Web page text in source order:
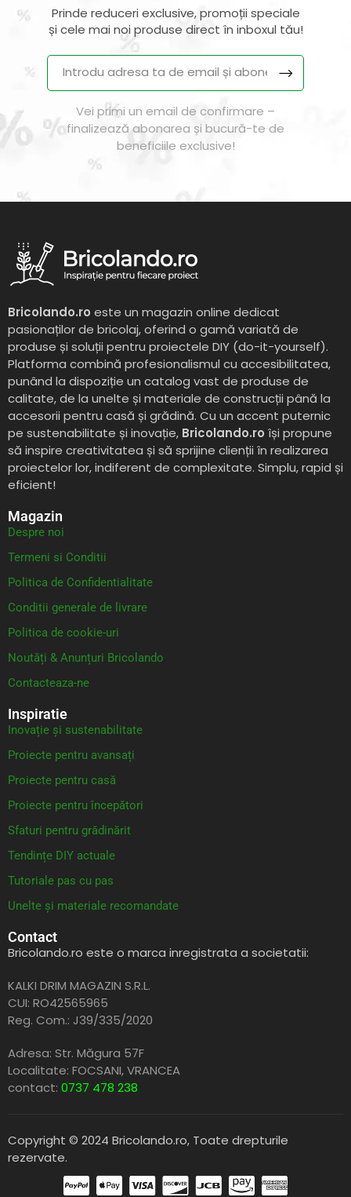
Prinde reduceri exclusive, promoții speciale
și cele mai noi produse direct în inboxul tău!
Vei primi un email de confirmare –
finalizează abonarea și bucură-te de
beneficiile exclusive!
Bricolando.ro este un magazin online dedicat
pasionaților de bricolaj, oferind o gamă variată de
produse și soluții pentru proiectele DIY (do-it-yourself).
Platforma combină profesionalismul cu accesibilitatea,
punând la dispoziție un catalog vast de produse de
calitate, de la unelte și materiale de construcții până la
accesorii pentru casă și grădină. Cu un accent puternic
pe sustenabilitate și inovație, Bricolando.ro își propune
să inspire creativitatea și să sprijine clienții în realizarea
proiectelor lor, indiferent de complexitate. Simplu, rapid și
eficient!
Magazin
Despre noi
Termeni si Conditii
Politica de Confidentialitate
Conditii generale de livrare
Politica de cookie-uri
Noutăți & Anunțuri Bricolando
Contacteaza-ne
Inspiratie
Inovație și sustenabilitate
Proiecte pentru avansați
Proiecte pentru casă
Proiecte pentru începători
Sfaturi pentru grădinărit
Tendințe DIY actuale
Tutoriale pas cu pas
Unelte și materiale recomandate
Contact
Bricolando.ro este o marca inregistrata a societatii:
KALKI DRIM MAGAZIN S.R.L.
CUI: RO42565965
Reg. Com.: J39/335/2020
Adresa: Str. Măgura 57F
Localitate: FOCSANI,VRANCEA
contact: 0737 478 238
Copyright © 2024 Bricolando.ro, Toate drepturile
rezervate.